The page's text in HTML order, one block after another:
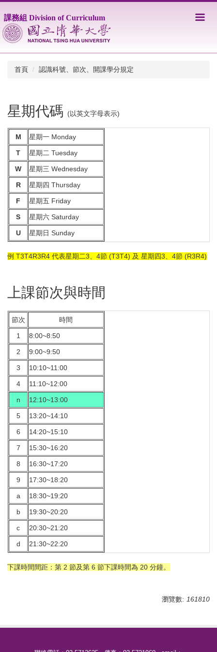
到
主
要
課務組 Division of Curriculum
首頁 認識科號、節次、開課學分規定
星期代碼 (以英文字母表示)
M 星期一 Monday
T 星期二 Tuesday
W 星期三 Wednesday
R 星期四 Thursday
F 星期五 Friday
S 星期六 Saturday
U 星期日 Sunday
例 T3T4R3R4 代表星期二3、4節 (T3T4) 及 星期四3、4節 (R3R4)
上課節次與時間
節次 時間
1 8:00~8:50
2 9:00~9:50
3 10:10~11:00
4 11:10~12:00
n 12:10~13:00
5 13:20~14:10
6 14:20~15:10
7 15:30~16:20
8 16:30~17:20
9 17:30~18:20
a 18:30~19:20
b 19:30~20:20
c 20:30~21:20
d 21:30~22:20
下課時間間距：第 2 節及第 6 節下課時間為 20 分鐘。
瀏覽數: 161810